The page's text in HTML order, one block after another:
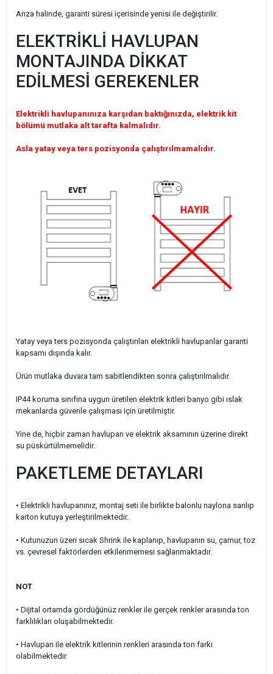
Arıza halinde, garanti süresi içerisinde yenisi ile değiştirilir.
ELEKTRİKLİ HAVLUPAN
MONTAJINDA DİKKAT
EDİLMESİ GEREKENLER
Elektrikli havlupanınıza karşıdan baktığınızda, elektrik kit
bölümü mutlaka alt tarafta kalmalıdır.
Asla yatay veya ters pozisyonda çalıştırılmamalıdır.
Yatay veya ters pozisyonda çalıştırılan elektrikli havlupanlar garanti
kapsamı dışında kalır.
Ürün mutlaka duvara tam sabitlendikten sonra çalıştırılmalıdır.
IP44 koruma sınıfına uygun üretilen elektrik kitleri banyo gibi ıslak
mekanlarda güvenle çalışması için üretilmiştir.
Yine de, hiçbir zaman havlupan ve elektrik aksamının üzerine direkt
su püskürtülmemelidir.
PAKETLEME DETAYLARI
• Elektrikli havlupanınız, montaj seti ile birlikte balonlu naylona sarılıp
karton kutuya yerleştirilmektedir.
• Kutunuzun üzeri sıcak Shrink ile kaplanıp, havlupanın su, çamur, toz
vs. çevresel faktörlerden etkilenmemesi sağlanmaktadır.
NOT
• Dijital ortamda gördüğünüz renkler ile gerçek renkler arasında ton
farklılıkları oluşabilmektedir.
• Havlupan ile elektrik kitlerinin renkleri arasında ton farkı
olabilmektedir.